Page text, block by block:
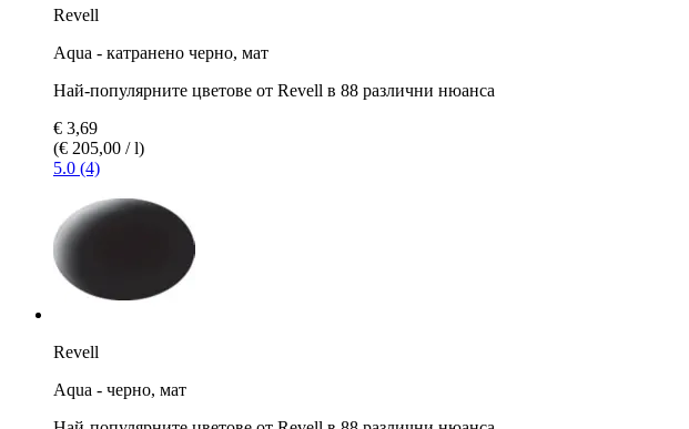
Revell
Aqua - катранено черно, мат
Най-популярните цветове от Revell в 88 различни нюанса
€ 3,69
(€ 205,00 / l)
5.0 (4)
Revell
Aqua - черно, мат